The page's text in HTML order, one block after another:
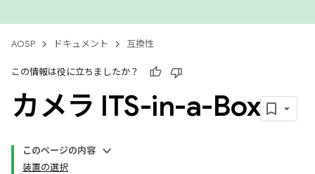
AOSP ドキュメント 互換性
この情報は役に立ちましたか？
カメラ ITS-in-a-Box
このページの内容
装置の選択